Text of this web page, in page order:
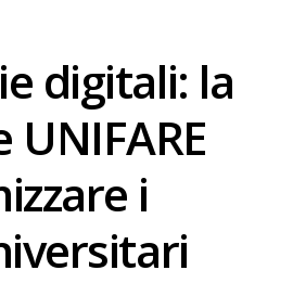
digitali: la
UNIFARE
i